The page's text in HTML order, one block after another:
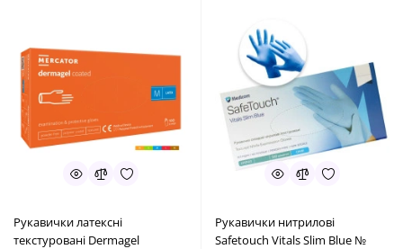
Рукавички латексні
текстуровані Dermagel
Рукавички нитрилові
Safetouсh Vitals Slim Blue №